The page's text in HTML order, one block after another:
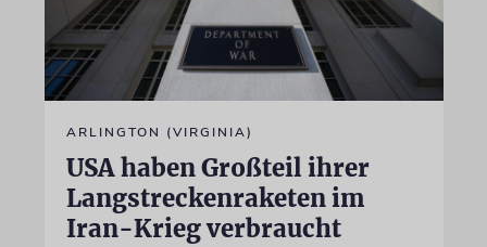
ARLINGTON (VIRGINIA)
USA haben Großteil ihrer
Langstreckenraketen im
Iran-Krieg verbraucht